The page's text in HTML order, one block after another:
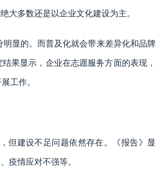
多数还是以企业文化建设为主。
显的。而普及化就会带来差异化和品牌
果显示，企业在志愿服务方面的表现，
工作。
但建设不足问题依然存在。《报告》显
疫情应对不强等。